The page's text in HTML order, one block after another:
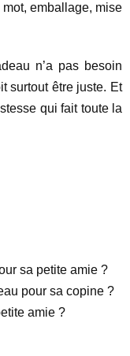
emballage, mise
n’a pas besoin
surtout être juste. Et
qui fait toute la
sa petite amie ?
pour sa copine ?
amie ?